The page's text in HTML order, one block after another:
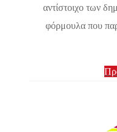
αντίστοιχο των
φόρμουλα που